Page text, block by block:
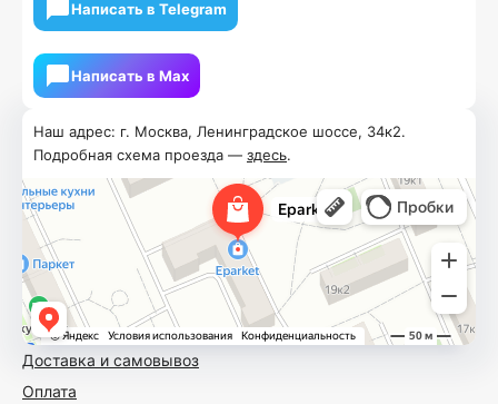
Доставка и самовывоз
Оплата
Наш адрес: г. Москва, Ленинградское шоссе, 34к2.
Подробная схема проезда — здесь.
Написать в Telegram
Написать в Мах